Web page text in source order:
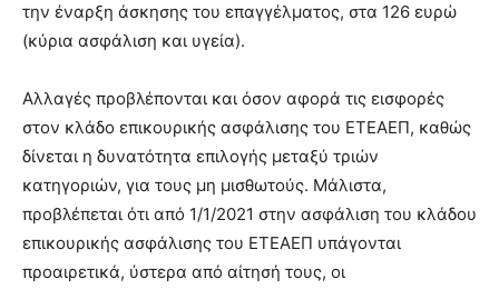
την έναρξη άσκησης του επαγγέλματος, στα 126 ευρώ
(κύρια ασφάλιση και υγεία).
Αλλαγές προβλέπονται και όσον αφορά τις εισφορές
στον κλάδο επικουρικής ασφάλισης του ΕΤΕΑΕΠ, καθώς
δίνεται η δυνατότητα επιλογής μεταξύ τριών
κατηγοριών, για τους μη μισθωτούς. Μάλιστα,
προβλέπεται ότι από 1/1/2021 στην ασφάλιση του κλάδου
επικουρικής ασφάλισης του ΕΤΕΑΕΠ υπάγονται
προαιρετικά, ύστερα από αίτησή τους, οι